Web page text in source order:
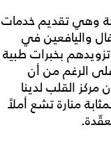
وهي تقديم خدمات
واليافعين في
بخبرات طبية
الرغم من أن
القلب لدينا
منارة تشع أملاً